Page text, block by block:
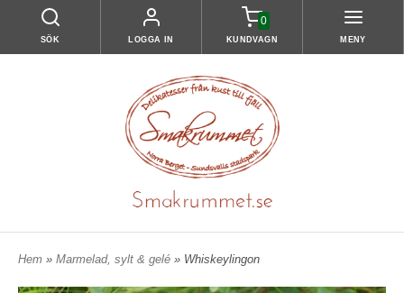
SÖK LOGGA IN
0
KUNDVAGN MENY
Hem » Marmelad, sylt & gelé » Whiskeylingon